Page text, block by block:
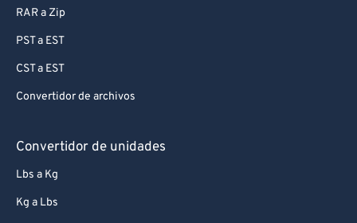
RAR a Zip
PST a EST
CST a EST
Convertidor de archivos
Convertidor de unidades
Lbs a Kg
Kg a Lbs